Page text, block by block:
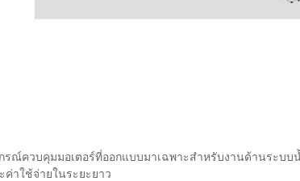
รณ์ควบคุมมอเตอร์ที่ออกแบบมาเฉพาะสำหรับงานด้านระบบน้
าใช้จ่ายในระยะยาว